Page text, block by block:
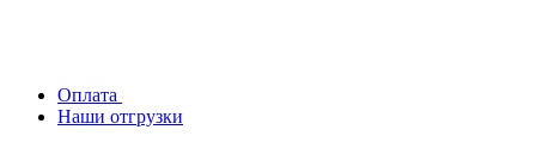
Оплата
Наши отгрузки